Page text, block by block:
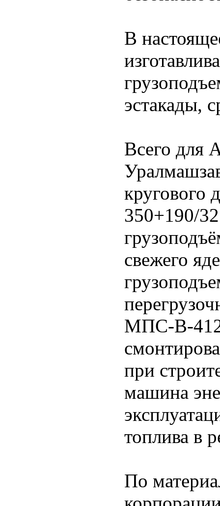
В
эстакады,
Всего для
кругового
350+190/
свежего
МПС-В-
при
машина
топлива в
По